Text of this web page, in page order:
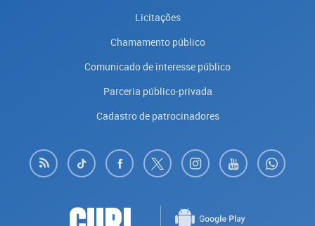
Licitações
Chamamento público
Comunicado de interesse público
Parceria público-privada
Cadastro de patrocinadores